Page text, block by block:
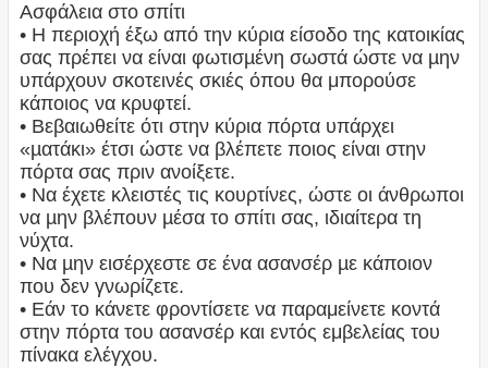
Ασφάλεια στο σπίτι
• Η περιοχή έξω από την κύρια είσοδο της κατοικίας
σας πρέπει να είναι φωτισµένη σωστά ώστε να µην
υπάρχουν σκοτεινές σκιές όπου θα μπορούσε
κάποιος να κρυφτεί.
• Βεβαιωθείτε ότι στην κύρια πόρτα υπάρχει
«µατάκι» έτσι ώστε να βλέπετε ποιος είναι στην
πόρτα σας πριν ανοίξετε.
• Να έχετε κλειστές τις κουρτίνες, ώστε οι άνθρωποι
να µην βλέπουν µέσα το σπίτι σας, ιδιαίτερα τη
νύχτα.
• Να µην εισέρχεστε σε ένα ασανσέρ µε κάποιον
που δεν γνωρίζετε.
• Εάν το κάνετε φροντίσετε να παραμείνετε κοντά
στην πόρτα του ασανσέρ και εντός εμβελείας του
πίνακα ελέγχου.